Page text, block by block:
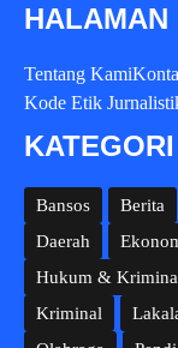
HALAMAN
Tentang Kami
Kode Etik
KATEGORI
Bansos Berita
Daerah
Hukum &
Kriminal